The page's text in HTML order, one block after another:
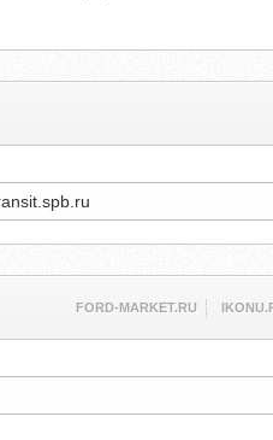
FORD-MARKET.RU